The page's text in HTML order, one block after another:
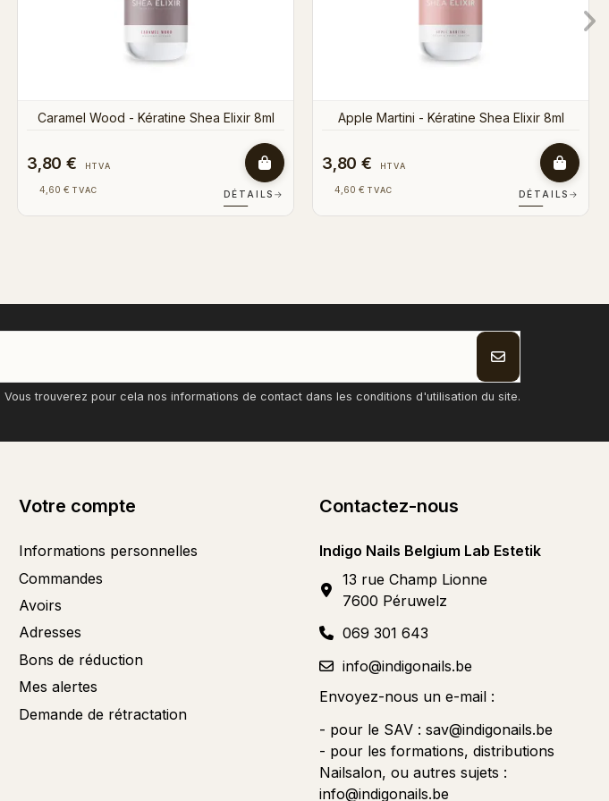
3,80 € HTVA
4,60 € TVAC DÉTAILS
3,80 € HTVA
4,60 € TVAC DÉTAILS
trouverez pour cela nos informations de contact dans les conditions d'utilisation du site.
Votre compte
Informations personnelles
Commandes
Avoirs
Adresses
Bons de réduction
Mes alertes
Demande de rétractation
Contactez-nous
Indigo Nails Belgium Lab Estetik
13 rue Champ Lionne
7600 Péruwelz
069 301 643
info@indigonails.be
Envoyez-nous un e-mail :
- pour le SAV : sav@indigonails.be
- pour les formations, distributions
Nailsalon, ou autres sujets :
info@indigonails.be